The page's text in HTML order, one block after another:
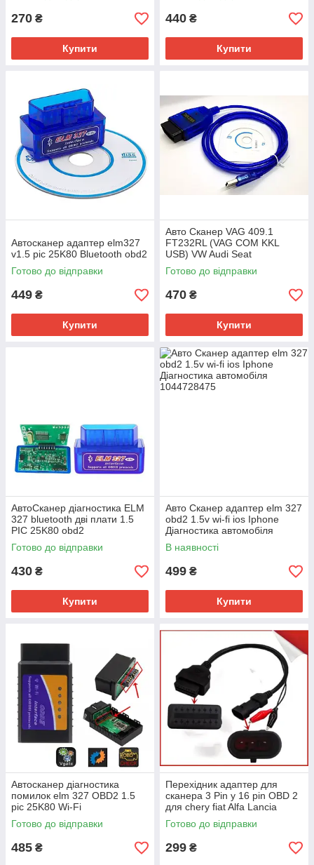
270 ₴
Купити
440 ₴
Купити
Автосканер адаптер elm327
v1.5 pic 25K80 Bluetooth obd2
Готово до відправки
449 ₴
Купити
Авто Сканер VAG 409.1
FT232RL (VAG COM KKL
USB) VW Audi Seat
Діагностичний адаптер
Готово до відправки
470 ₴
Купити
АвтоСканер діагностика ELM
327 bluetooth дві плати 1.5
PIC 25K80 obd2
Готово до відправки
430 ₴
Купити
Авто Сканер адаптер elm 327
obd2 1.5v wi-fi ios Iphone
Діагностика автомобіля
В наявності
499 ₴
Купити
Автосканер діагностика
помилок elm 327 OBD2 1.5
pic 25K80 Wi-Fi
Готово до відправки
485 ₴
Перехідник адаптер для
сканера 3 Pin у 16 pin OBD 2
для chery fiat Alfa Lancia
Готово до відправки
299 ₴